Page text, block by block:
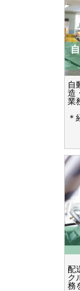
自
造
業
＊
配
ク
務